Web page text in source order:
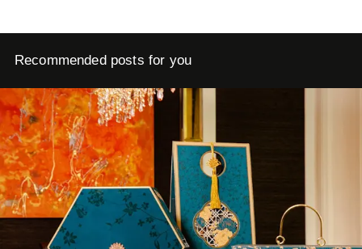
Recommended posts for you